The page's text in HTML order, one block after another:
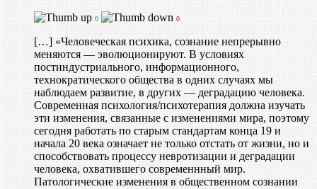
0 0
[…] «Человеческая психика, сознание непрерывно
меняются — эволюционируют. В условиях
постиндустриального, информационного,
технократического общества в одних случаях мы
наблюдаем развитие, в других — деградацию человека.
Современная психология/психотерапия должна изучать
эти изменения, связанные с изменениями мира, поэтому
сегодня работать по старым стандартам конца 19 и
начала 20 века означает не только отстать от жизни, но и
способствовать процессу невротизации и деградации
человека, охватившего современнный мир.
Патологические изменения в общественном сознании